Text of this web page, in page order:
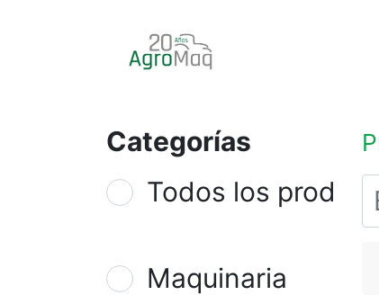
Categorías
Todos los
Maquinaria